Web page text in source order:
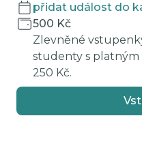
přidat událost do
500 Kč
Zlevněné
studenty s platným
250 Kč.